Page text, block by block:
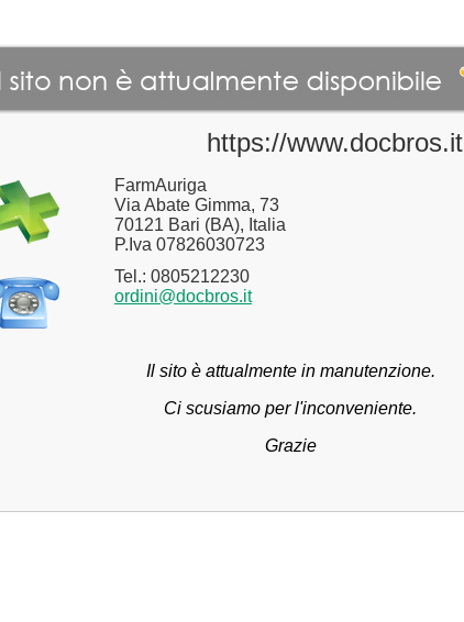
https://www.docbros.it
FarmAuriga
Via Abate Gimma, 73
70121 Bari (BA), Italia
P.Iva 07826030723
Tel.: 0805212230
ordini@docbros.it
Il sito è attualmente in manutenzione.
Ci scusiamo per l'inconveniente.
Grazie